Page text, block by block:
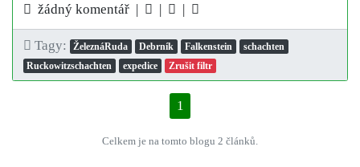
žádný komentář | | |
Tagy: ŽeleznáRuda Debrník Falkenstein
schachten
Ruckowitzschachten
expedice Zrušit filtr
1
Celkem je na tomto blogu 2 článků.